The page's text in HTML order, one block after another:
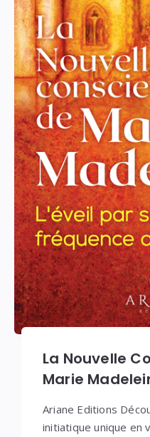
La Nouvelle
Marie
Ariane Editions
initiatique unique en